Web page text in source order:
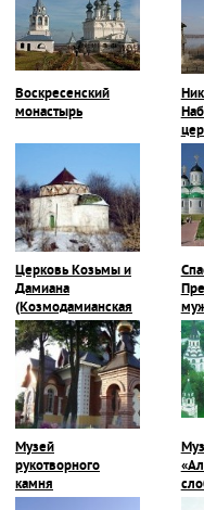
Воскресенский
монастырь
Церковь Козьмы и
Дамиана
(Козмодамианская
церковь)
Музей
рукотворного
камня